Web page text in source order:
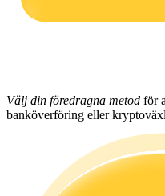
Välj din föredragna metod för
banköverföring eller